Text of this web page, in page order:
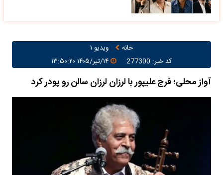
خانه
ویدیو ۱
کد خبر: 277300
۱۴/تیر/۱۴۰۵ ۱۳:۵۰:۲۰
آواز محلی؛ فرج علیپور با لرزان لرزان سالن رو پودر کرد